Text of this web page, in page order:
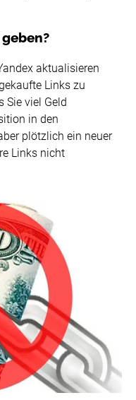
aktualisieren
Links zu
Sie viel Geld
in den
plötzlich ein neuer
Links nicht